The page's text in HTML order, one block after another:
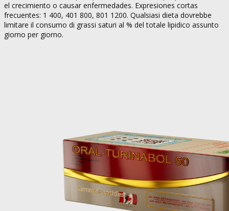
el crecimiento o causar enfermedades. Expresiones cortas
frecuentes: 1 400, 401 800, 801 1200. Qualsiasi dieta dovrebbe
limitare il consumo di grassi saturi al % del totale lipidico assunto
giorno per giorno.